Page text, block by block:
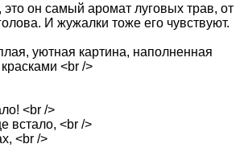
это он самый аромат луговых трав, от
И жужалки тоже его чувствуют.
уютная картина, наполненная
<br />
<br />
встало, <br />
<br />